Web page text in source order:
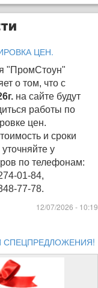
ЦЕН.
"ПромСтоун"
о том, что с
на сайте будут
работы по
цен.
и сроки
уточняйте у
по телефонам:
01-84,
77-78.
12/07/2026 - 10:19
СПЕЦПРЕДЛОЖЕНИЯ!